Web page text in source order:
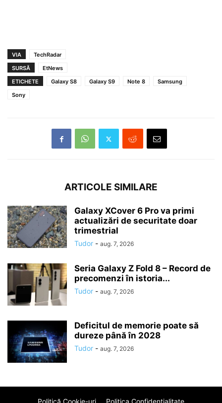
VIA
TechRadar
SURSĂ
EtNews
ETICHETE
Galaxy S8 Galaxy S9 Note 8
Samsung
Sony
ARTICOLE SIMILARE
Galaxy XCover 6 Pro va primi
actualizări de securitate doar
trimestrial
Tudor - aug. 7, 2026
Seria Galaxy Z Fold 8 – Record de
precomenzi în istoria...
Tudor - aug. 7, 2026
Deficitul de memorie poate să
dureze până în 2028
Tudor - aug. 7, 2026